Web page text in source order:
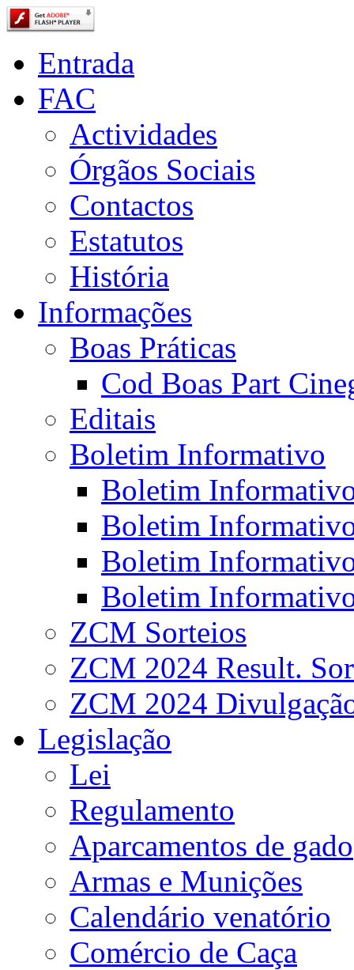
Entrada
FAC
Actividades
Órgãos Sociais
Contactos
Estatutos
História
Informações
Boas Práticas
Cod Boas Part
Editais
Boletim Informativo
Boletim
Boletim
Boletim
Boletim
ZCM Sorteios
ZCM 2024 Result.
ZCM 2024
Legislação
Lei
Regulamento
Aparcamentos de gado
Armas e Munições
Calendário venatório
Comércio de Caça